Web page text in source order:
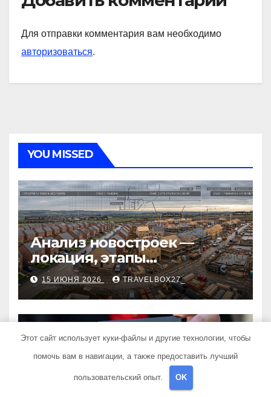
Для отправки комментария вам необходимо
авторизоваться.
YOU MISSED
Анализ новостроек —
локация, этапы
строительства, проверка
застройщика, сценарии
оформления сделки и
рыночные ориентиры
15 ИЮНЯ 2026 TRAVELBOX27_
НОВОСТИ ДЛЯ ПУТЕШЕСТВЕННИКОВ
Как получить гражданство
Аргентины: Полное
Этот сайт использует куки-файлы и другие технологии, чтобы
помочь вам в навигации, а также предоставить лучший
пользовательский опыт. OK